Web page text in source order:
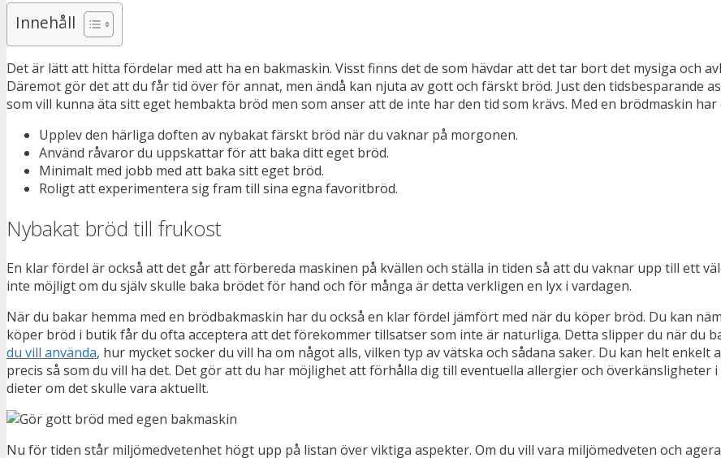
Innehåll
Det är lätt att hitta fördelar med att ha en bakmaskin. Visst finns det de som hävdar att det tar bort det mysiga och
Däremot gör det att du får tid över för annat, men ändå kan njuta av gott och färskt bröd. Just den tidsbesparande
som vill kunna äta sitt eget hembakta bröd men som anser att de inte har den tid som krävs. Med en brödmaskin
Upplev den härliga doften av nybakat färskt bröd när du vaknar på morgonen.
Använd råvaror du uppskattar för att baka ditt eget bröd.
Minimalt med jobb med att baka sitt eget bröd.
Roligt att experimentera sig fram till sina egna favoritbröd.
Nybakat bröd till frukost
En klar fördel är också att det går att förbereda maskinen på kvällen och ställa in tiden så att du vaknar upp till ett
inte möjligt om du själv skulle baka brödet för hand och för många är detta verkligen en lyx i vardagen.
När du bakar hemma med en brödbakmaskin har du också en klar fördel jämfört med när du köper bröd. Du kan
köper bröd i butik får du ofta acceptera att det förekommer tillsatser som inte är naturliga. Detta slipper du när du
du vill använda, hur mycket socker du vill ha om något alls, vilken typ av vätska och sådana saker. Du kan helt
precis så som du vill ha det. Det gör att du har möjlighet att förhålla dig till eventuella allergier och överkänsligheter
dieter om det skulle vara aktuellt.
Nu för tiden står miljömedvetenhet högt upp på listan över viktiga aspekter. Om du vill vara miljömedveten och